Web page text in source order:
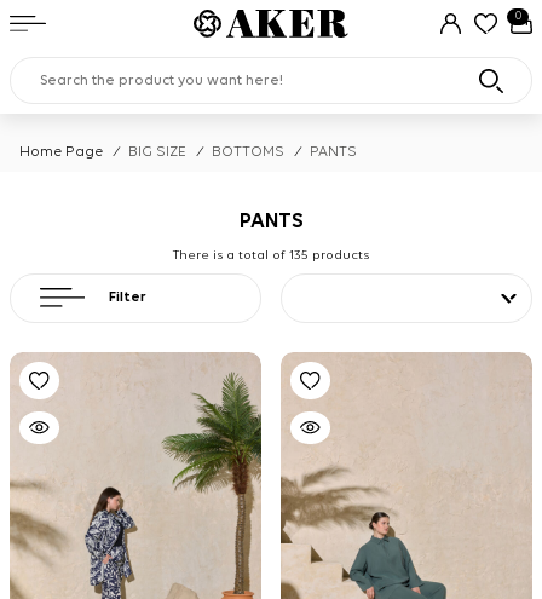
0
Home Page / BIG SIZE / BOTTOMS / PANTS
Filter
PANTS
There is a total of 135 products